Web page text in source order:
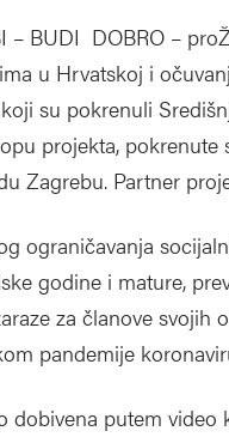
– BUDI DOBRO –
u Hrvatskoj i
su pokrenuli
projekta,
Zagrebu. Partner
ograničavanja
godine i mature,
za članove svojih
pandemije
dobivena putem